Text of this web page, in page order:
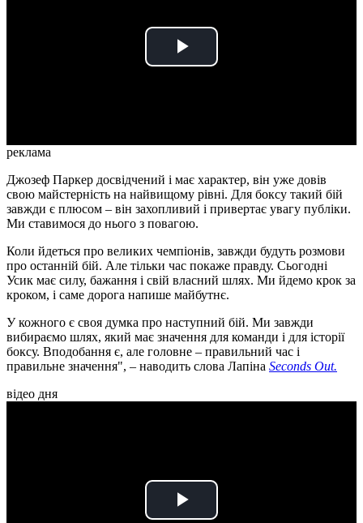
Play
реклама
Джозеф Паркер досвідчений і має характер, він уже довів
свою майстерність на найвищому рівні. Для боксу такий бій
завжди є плюсом – він захопливий і привертає увагу публіки.
Ми ставимося до нього з повагою.
Коли йдеться про великих чемпіонів, завжди будуть розмови
про останній бій. Але тільки час покаже правду. Сьогодні
Усик має силу, бажання і свій власний шлях. Ми йдемо крок за
кроком, і саме дорога напише майбутнє.
У кожного є своя думка про наступний бій. Ми завжди
вибираємо шлях, який має значення для команди і для історії
боксу. Вподобання є, але головне – правильний час і
правильне значення", – наводить слова Лапіна Seconds Out.
відео дня